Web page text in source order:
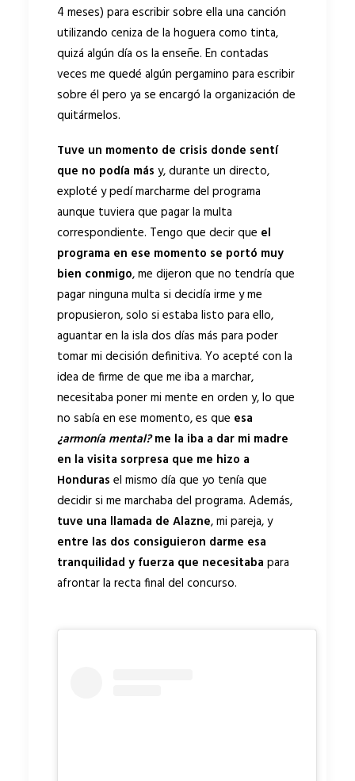
4 meses) para escribir sobre ella una canción
utilizando ceniza de la hoguera como tinta,
quizá algún día os la enseñe. En contadas
veces me quedé algún pergamino para escribir
sobre él pero ya se encargó la organización de
quitármelos.
Tuve un momento de crisis donde sentí
que no podía más y, durante un directo,
exploté y pedí marcharme del programa
aunque tuviera que pagar la multa
correspondiente. Tengo que decir que el
programa en ese momento se portó muy
bien conmigo, me dijeron que no tendría que
pagar ninguna multa si decidía irme y me
propusieron, solo si estaba listo para ello,
aguantar en la isla dos días más para poder
tomar mi decisión definitiva. Yo acepté con la
idea de firme de que me iba a marchar,
necesitaba poner mi mente en orden y, lo que
no sabía en ese momento, es que esa
¿armonía mental?me la iba a dar mi madre
en la visita sorpresa que me hizo a
Honduras el mismo día que yo tenía que
decidir si me marchaba del programa. Además,
tuve una llamada de Alazne, mi pareja, y
entre las dos consiguieron darme esa
tranquilidad y fuerza que necesitaba para
afrontar la recta final del concurso.